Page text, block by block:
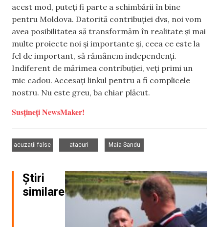
acest mod, puteți fi parte a schimbării în bine
pentru Moldova. Datorită contribuției dvs, noi vom
avea posibilitatea să transformăm în realitate și mai
multe proiecte noi și importante și, ceea ce este la
fel de important, să rămânem independenți.
Indiferent de mărimea contribuției, veți primi un
mic cadou. Accesați linkul pentru a fi complicele
nostru. Nu este greu, ba chiar plăcut.
Susțineți NewsMaker!
acuzații false
atacuri
Maia Sandu
Știri
similare